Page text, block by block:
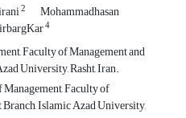
2 Mohammadhasan
4
Faculty of Management and
University, Rasht, Iran.
Faculty of
Islamic Azad University,